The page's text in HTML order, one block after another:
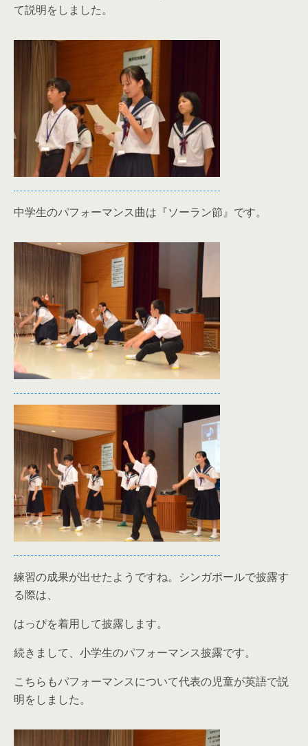
て説明をしました。
中学生のパフォーマンス曲は『ソーラン節』です。
練習の成果が出せたようですね。シンガポールで披露す
る際は、
はっぴを着用して披露します。
続きまして、小学生のパフォーマンス披露です。
こちらもパフォーマンスについて代表の児童が英語で説
明をしました。